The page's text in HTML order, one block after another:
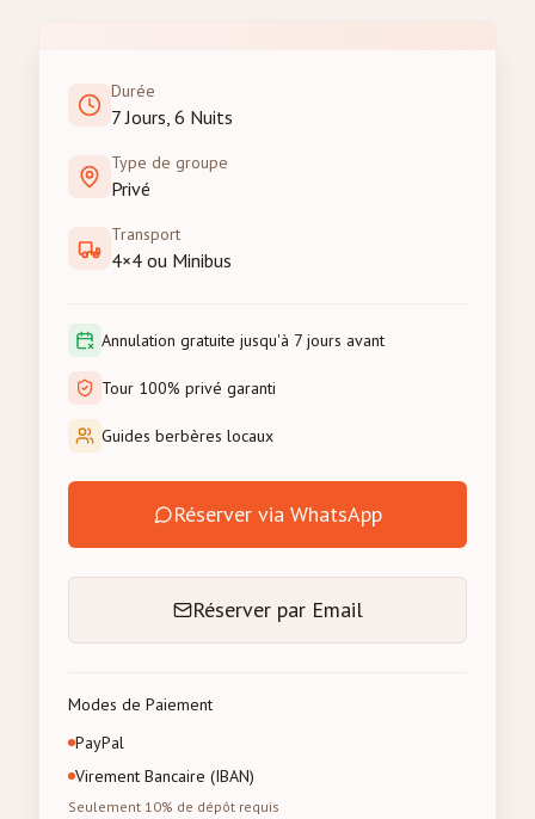
Durée
7 Jours, 6 Nuits
Type de groupe
Privé
Transport
4×4 ou Minibus
Annulation gratuite jusqu'à 7 jours avant
Tour 100% privé garanti
Guides berbères locaux
Réserver via WhatsApp
Réserver par Email
Modes de Paiement
PayPal
Virement Bancaire (IBAN)
Seulement 10% de dépôt requis